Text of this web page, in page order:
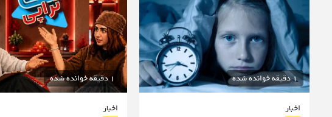
1 دقیقه خوانده شده
اخبار
1 دقیقه خوانده شده
اخبار